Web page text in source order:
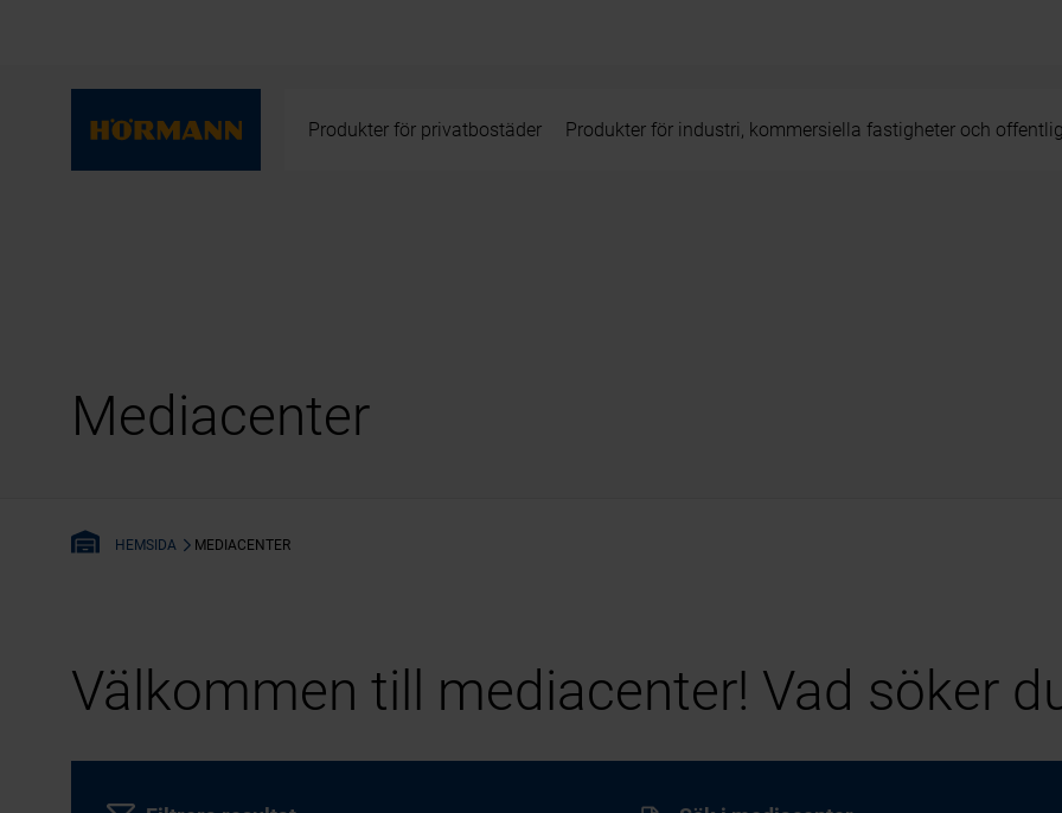
Produkter för privatbostäder Produkter för industri, kommersiella fastigheter och
Mediacenter
HEMSIDA MEDIACENTER
Välkommen till mediacenter! Vad söker